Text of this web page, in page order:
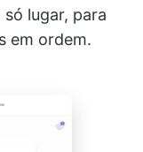
lugar, para
em ordem.